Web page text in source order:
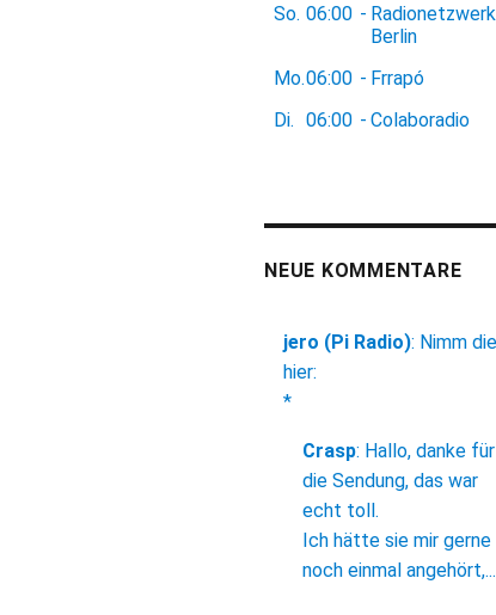
So. 06:00 - Radionetzwerk
Berlin
Mo.06:00 - Frrapó
Di. 06:00 - Colaboradio
NEUE KOMMENTARE
jero (Pi Radio): Nimm die
hier:
*
Crasp: Hallo, danke für
die Sendung, das war
echt toll.
Ich hätte sie mir gerne
noch einmal angehört,...